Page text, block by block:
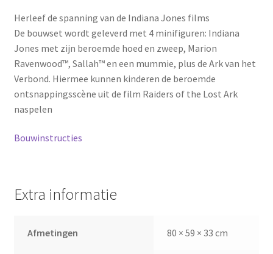
Herleef de spanning van de Indiana Jones films
De bouwset wordt geleverd met 4 minifiguren: Indiana
Jones met zijn beroemde hoed en zweep, Marion
Ravenwood™, Sallah™ en een mummie, plus de Ark van het
Verbond. Hiermee kunnen kinderen de beroemde
ontsnappingsscène uit de film Raiders of the Lost Ark
naspelen
Bouwinstructies
Extra informatie
Afmetingen 80 × 59 × 33 cm